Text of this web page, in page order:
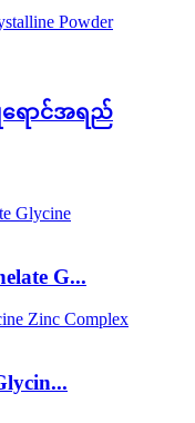
ရောင်အရည်
G...